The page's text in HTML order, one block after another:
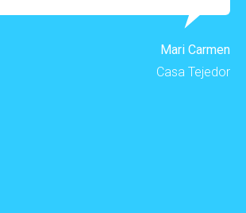
Mari Carmen
Casa Tejedor